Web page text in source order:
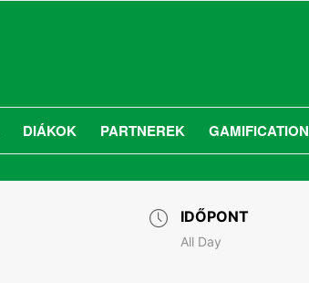
DIÁKOK PARTNEREK GAMIFICATION
IDŐPONT
All Day